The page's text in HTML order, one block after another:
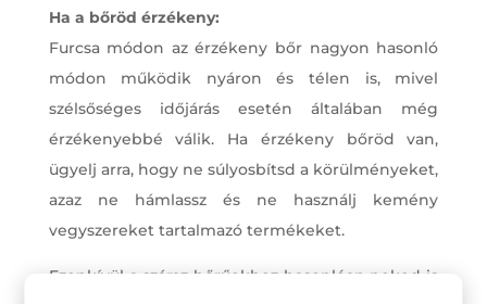
Ha a bőröd érzékeny:
Furcsa módon az érzékeny bőr nagyon hasonló
módon működik nyáron és télen is, mivel
szélsőséges időjárás esetén általában még
érzékenyebbé válik. Ha érzékeny bőröd van,
ügyelj arra, hogy ne súlyosbítsd a körülményeket,
azaz ne hámlassz és ne használj kemény
vegyszereket tartalmazó termékeket.
Ezenkívül a száraz bőrűekhez hasonlóan neked is